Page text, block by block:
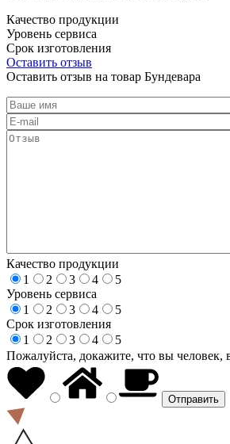
Качество продукции
Уровень сервиса
Срок изготовления
Оставить отзыв
Оставить отзыв на товар Бундевара
Качество продукции
1
2 3 4
5
Уровень сервиса
1
2 3 4
5
Срок изготовления
1
2 3 4
5
Пожалуйста, докажите, что вы человек,